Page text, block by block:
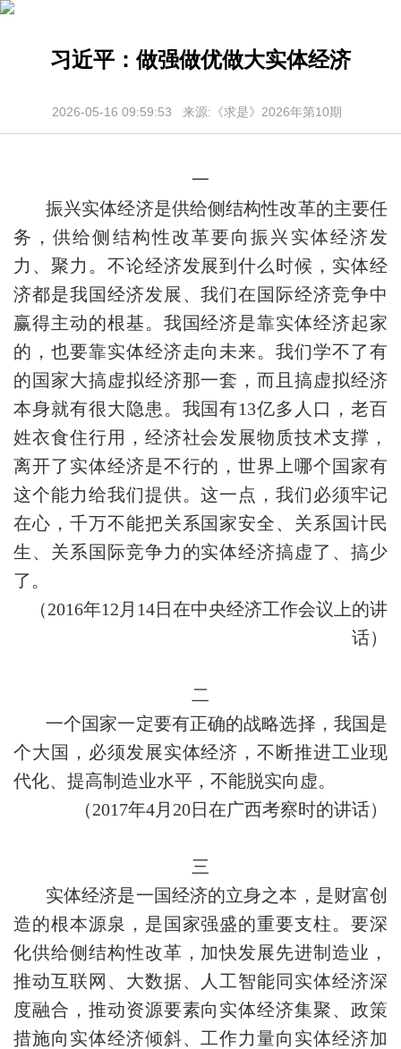
习近平：做强做优做大实体经济
2026-05-16 09:59:53 来源:《求是》2026年第10期
一
振兴实体经济是供给侧结构性改革的主要任
务，供给侧结构性改革要向振兴实体经济发
力、聚力。不论经济发展到什么时候，实体经
济都是我国经济发展、我们在国际经济竞争中
赢得主动的根基。我国经济是靠实体经济起家
的，也要靠实体经济走向未来。我们学不了有
的国家大搞虚拟经济那一套，而且搞虚拟经济
本身就有很大隐患。我国有13亿多人口，老百
姓衣食住行用，经济社会发展物质技术支撑，
离开了实体经济是不行的，世界上哪个国家有
这个能力给我们提供。这一点，我们必须牢记
在心，千万不能把关系国家安全、关系国计民
生、关系国际竞争力的实体经济搞虚了、搞少
了。
（2016年12月14日在中央经济工作会议上的讲
话）
二
一个国家一定要有正确的战略选择，我国是
个大国，必须发展实体经济，不断推进工业现
代化、提高制造业水平，不能脱实向虚。
（2017年4月20日在广西考察时的讲话）
三
实体经济是一国经济的立身之本，是财富创
造的根本源泉，是国家强盛的重要支柱。要深
化供给侧结构性改革，加快发展先进制造业，
推动互联网、大数据、人工智能同实体经济深
度融合，推动资源要素向实体经济集聚、政策
措施向实体经济倾斜、工作力量向实体经济加